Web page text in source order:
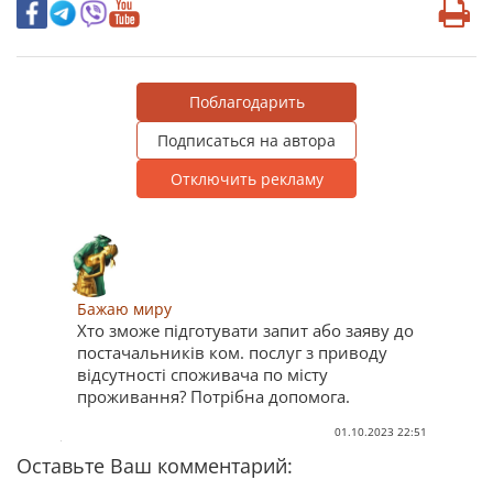
Поблагодарить
Подписаться на автора
Отключить рекламу
Бажаю миру
Хто зможе підготувати запит або заяву до
постачальників ком. послуг з приводу
відсутності споживача по місту
проживання? Потрібна допомога.
01.10.2023 22:51
Оставьте Ваш комментарий: